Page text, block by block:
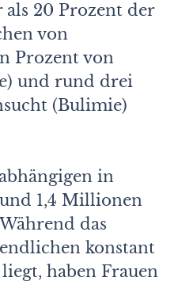
20 Prozent der
von
Prozent von
und rund drei
(Bulimie)
abhängigen in
1,4 Millionen
das
konstant
haben Frauen